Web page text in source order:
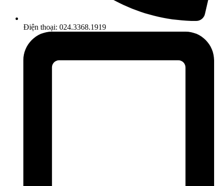
Điện thoại: 024.3368.1919